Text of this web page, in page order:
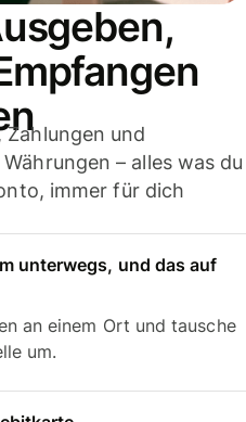
Zahlungen und
– alles was du
immer für dich
unterwegs, und das auf
an einem Ort und tausche
um.